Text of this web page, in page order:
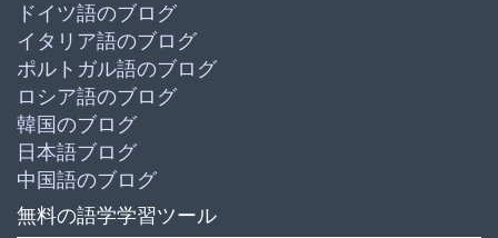
ドイツ語のブログ
イタリア語のブログ
ポルトガル語のブログ
ロシア語のブログ
韓国のブログ
日本語ブログ
中国語のブログ
無料の語学学習ツール